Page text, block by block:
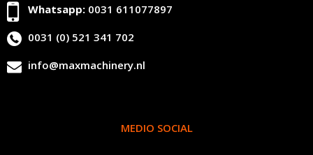
Whatsapp: 0031 611077897
0031 (0) 521 341 702
info@maxmachinery.nl
MEDIO SOCIAL